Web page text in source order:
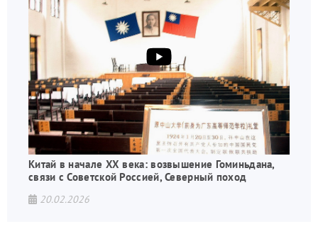
Китай в начале XX века: возвышение Гоминьдана,
связи с Советской Россией, Северный поход
20.02.2026